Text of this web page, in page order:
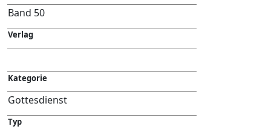
Band 50
Verlag
Kategorie
Gottesdienst
Typ